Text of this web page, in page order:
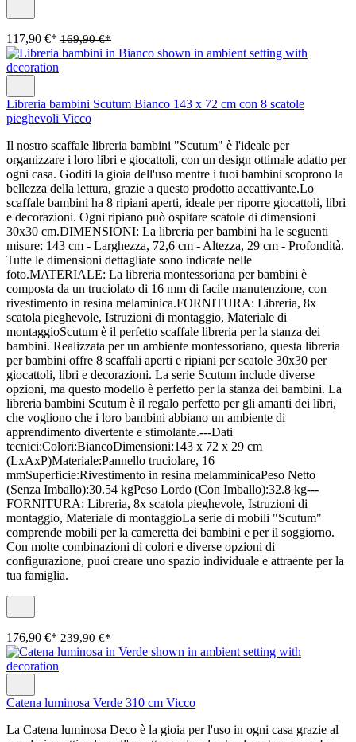
117,90 €* 169,90 €*
Libreria bambini Scutum Bianco 143 x 72 cm con 8 scatole
pieghevoli Vicco
Il nostro scaffale libreria bambini "Scutum" è l'ideale per
organizzare i loro libri e giocattoli, con un design ottimale adatto per
ogni casa. Goditi la gioia dell'uso mentre i tuoi bambini scoprono la
bellezza della lettura, grazie a questo prodotto accattivante.Lo
scaffale bambini ha 8 ripiani aperti, ideale per riporre giocattoli, libri
e decorazioni. Ogni ripiano può ospitare scatole di dimensioni
30x30 cm.DIMENSIONI: La libreria per bambini ha le seguenti
misure: 143 cm - Larghezza, 72,6 cm - Altezza, 29 cm - Profondità.
Tutte le dimensioni dettagliate sono indicate nelle
foto.MATERIALE: La libreria montessoriana per bambini è
composta da un truciolato di 16 mm di facile manutenzione, con
rivestimento in resina melaminica.FORNITURA: Libreria, 8x
scatola pieghevole, Istruzioni di montaggio, Materiale di
montaggioScutum è il perfetto scaffale libreria per la stanza dei
bambini. Realizzata per un ambiente montessoriano, questa libreria
per bambini offre 8 scaffali aperti e ripiani per scatole 30x30 per
giocattoli, libri e decorazioni. La serie Scutum include diverse
opzioni, ma questo modello è perfetto per la stanza dei bambini. La
libreria bambini Scutum è il regalo perfetto per gli amanti dei libri,
che vogliono che i loro bambini abbiano un ambiente di
apprendimento divertente e stimolante.---Dati
tecnici:Colori:BiancoDimensioni:143 x 72 x 29 cm
(LxAxP)Materiale:Pannello truciolare, 16
mmSuperficie:Rivestimento in resina melamminicaPeso Netto
(Senza Imballo):30.54 kgPeso Lordo (Con Imballo):32.8 kg---
FORNITURA: Libreria, 8x scatola pieghevole, Istruzioni di
montaggio, Materiale di montaggioLa serie di mobili "Scutum"
comprende mobili per la cameretta dei bambini e per il soggiorno.
Con molte combinazioni di colori e diverse opzioni di
configurazione, puoi creare uno spazio individuale e attraente per la
tua famiglia.
176,90 €* 239,90 €*
Catena luminosa Verde 310 cm Vicco
La Catena luminosa Deco è la gioia per l'uso in ogni casa grazie al